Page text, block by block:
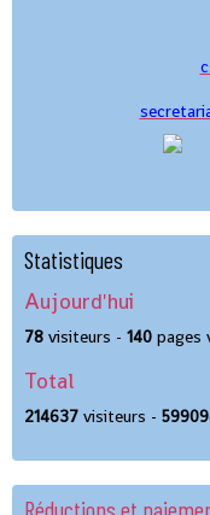
Statistiques
Aujourd'hui
78 visiteurs - 140 pages
Total
214637 visiteurs -
Réductions et